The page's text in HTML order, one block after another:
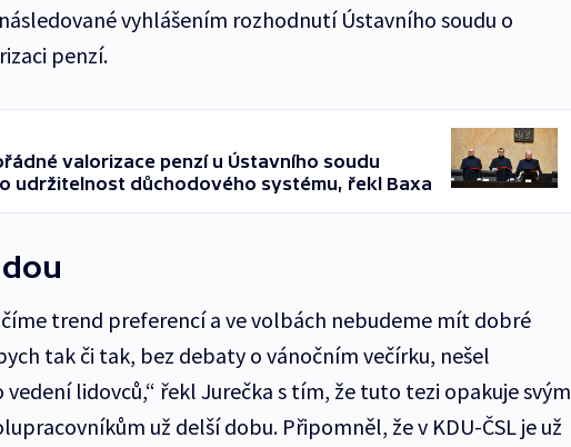
vyhlášením rozhodnutí Ústavního soudu o
penzí.
valorizace penzí u Ústavního soudu
udržitelnost důchodového systému, řekl Baxa
trend preferencí a ve volbách nebudeme mít dobré
tak či tak, bez debaty o vánočním večírku, nešel
lidovců,“ řekl Jurečka s tím, že tuto tezi opakuje svým
už delší dobu. Připomněl, že v KDU-ČSL je už